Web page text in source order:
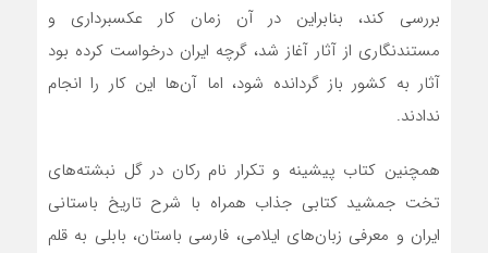
بررسی کند، بنابراین در آن زمان کار عکسبرداری و
مستندنگاری از آثار آغاز شد، گرچه ایران درخواست کرده بود
آثار به کشور باز گردانده شود، اما آن‌ها این کار را انجام
ندادند.
همچنین کتاب پیشینه و تکرار نام رکان در گل نبشته‌های
تخت جمشید کتابی جذاب همراه با شرح تاریخ باستانی
ایران و معرفی زبان‌های ایلامی، فارسی باستان، بابلی به قلم